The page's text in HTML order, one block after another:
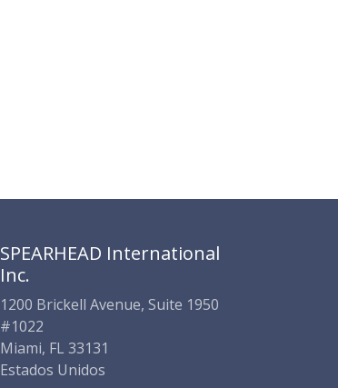
SPEARHEAD International
Inc.
1200 Brickell Avenue, Suite 1950
#1022
Miami, FL 33131
Estados Unidos